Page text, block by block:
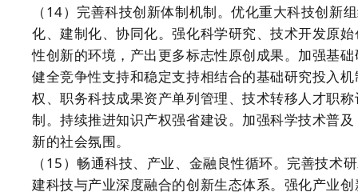
（14）完善科技创新体制机制。优化重大科技创新
化、建制化、协同化。强化科学研究、技术开发原
性创新的环境，产出更多标志性原创成果。加强基
健全竞争性支持和稳定支持相结合的基础研究投入
权、职务科技成果资产单列管理、技术转移人才职
制。持续推进知识产权强省建设。加强科学技术普
新的社会氛围。
（15）畅通科技、产业、金融良性循环。完善技术
建科技与产业深度融合的创新生态体系。强化产业